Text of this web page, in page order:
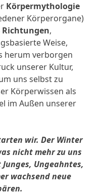
Körpermythologie
Körperorgane)
Richtungen,
Weise,
herum verborgen
unserer Kultur,
uns selbst zu
Körperwissen als
im Außen unserer
wir. Der Winter
nicht mehr zu uns
Ungeahntes,
wachsend neue